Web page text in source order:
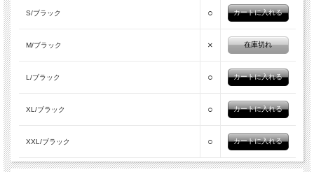
S/ブラック ○
M/ブラック × 在庫切れ
L/ブラック ○
XL/ブラック ○
XXL/ブラック ○